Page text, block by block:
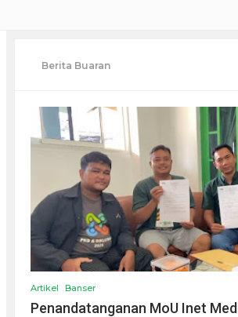
Berita Buaran
Artikel Banser
Penandatanganan MoU Inet